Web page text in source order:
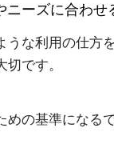
ニーズに合わせ
うな利用の仕方
です。
めの基準になるで